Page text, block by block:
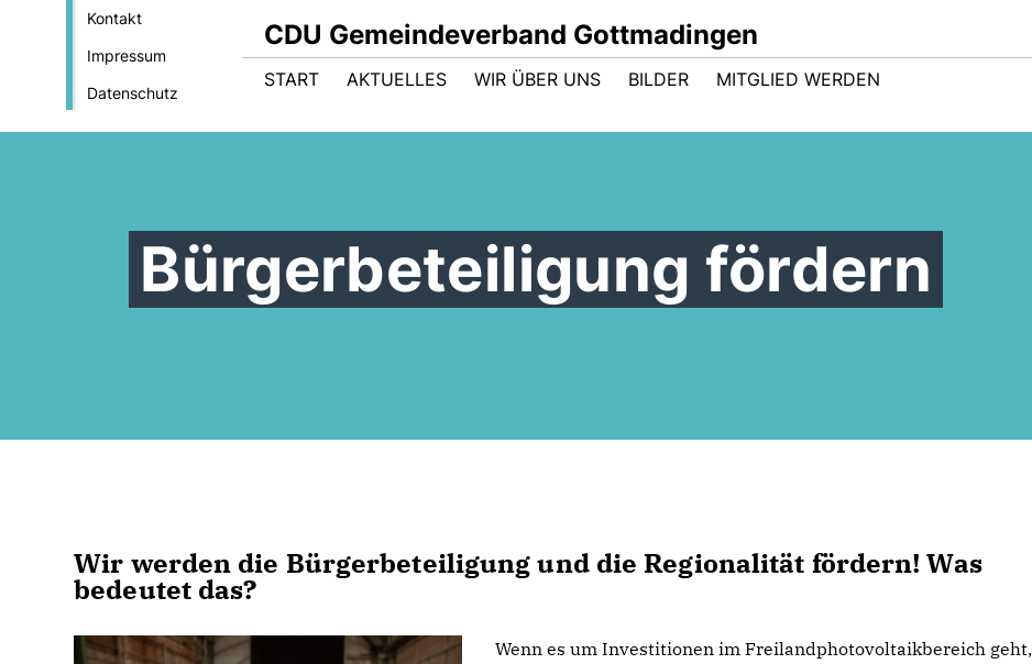
Kontakt
Impressum
Datenschutz
CDU Gemeindeverband Gottmadingen
START AKTUELLES WIR ÜBER UNS BILDER MITGLIED WERDEN
Bürgerbeteiligung fördern
Wir werden die Bürgerbeteiligung und die Regionalität fördern! Was
bedeutet das?
Wenn es um Investitionen im Freilandphotovoltaikbereich geht,